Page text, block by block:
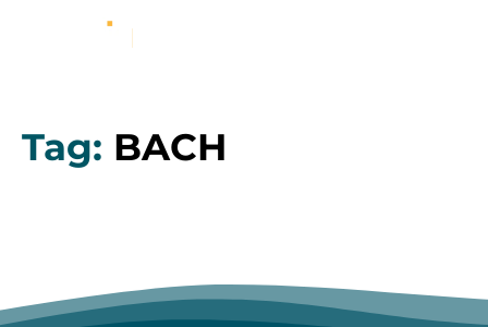
Tag: BACH